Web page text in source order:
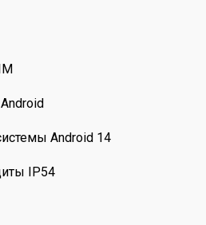
Android 14
IP54